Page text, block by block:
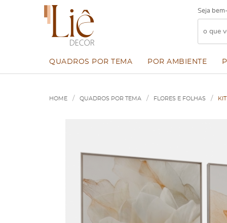
Seja
QUADROS POR TEMA POR AMBIENTE
HOME QUADROS POR TEMA FLORES E FOLHAS